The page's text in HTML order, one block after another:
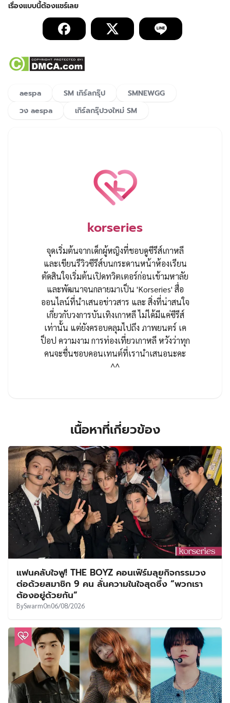
aespa SM เกิร์ลกรุ๊ป
SMNEWGG
วง aespa
เกิร์ลกรุ๊ปวงใหม่ SM
korseries
จุดเริ่มต้นจากเด็กผู้หญิงที่ชอบดูซีรีส์เกาหลี
และเขียนรีวิวซีรีส์บนกระดานหน้าห้องเรียน
ตัดสินใจเริ่มต้นเปิดทวิตเตอร์ก่อนเข้ามหาลัย
และพัฒนาจนกลายมาเป็น 'Korseries' สื่อ
ออนไลน์ที่นำเสนอข่าวสาร และ สิ่งที่น่าสนใจ
เกี่ยวกับวงการบันเทิงเกาหลี ไม่ได้มีแค่ซีรีส์
เท่านั้น แต่ยังครอบคลุมไปถึง ภาพยนตร์ เค
ป็อป ความงาม การท่องเที่ยวเกาหลี หวังว่าทุก
คนจะชื่นชอบคอนเทนต์ที่เรานำเสนอนะคะ
^^
เนื้อหาที่เกี่ยวข้อง
แฟนคลับใจฟู! THE BOYZ คอนเฟิร์มลุยกิจกรรมวง
ต่อด้วยสมาชิก 9 คน ลั่นความในใจสุดซึ้ง “พวกเรา
ต้องอยู่ด้วยกัน”
BySwarmOn06/08/2026